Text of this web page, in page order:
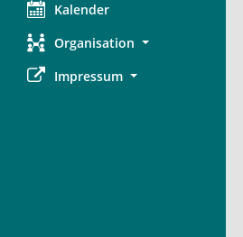
Kalender
Organisation
Impressum